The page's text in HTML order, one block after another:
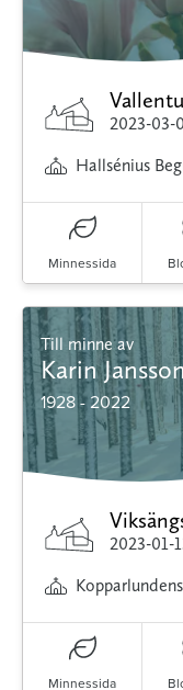
2023-03-
Hallsénius
Minnessida
Till minne av
Karin Jansson
1928 - 2022
2023-01-
Minnessida